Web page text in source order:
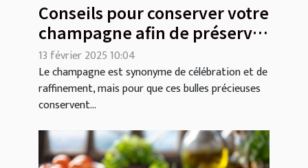
Conseils pour conserver votre
champagne afin de préserver
sa qualité et son goût
13 février 2025 10:04
Le champagne est synonyme de célébration et de
raffinement, mais pour que ces bulles précieuses
conservent...